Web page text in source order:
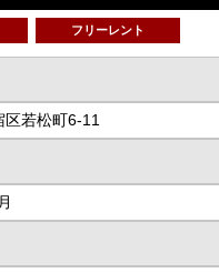
フリーレント
区若松町6-11